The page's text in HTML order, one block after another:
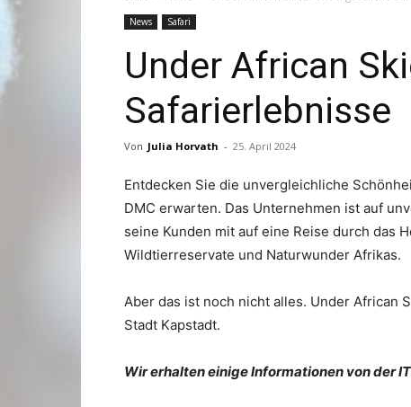
News Safari
Under African
Safarierlebnisse
Von Julia Horvath - 25. April 2024
Entdecken Sie die unvergleichliche
DMC erwarten. Das Unternehmen ist auf
seine Kunden mit auf eine Reise durch das
Wildtierreservate und Naturwunder Afrikas.
Aber das ist noch nicht alles. Under African
Stadt Kapstadt.
Wir erhalten einige Informationen von der